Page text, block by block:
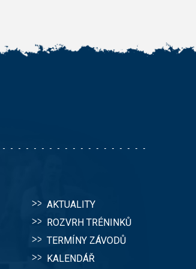
AKTUALITY
ROZVRH TRÉNINKŮ
TERMÍNY ZÁVODŮ
KALENDÁŘ